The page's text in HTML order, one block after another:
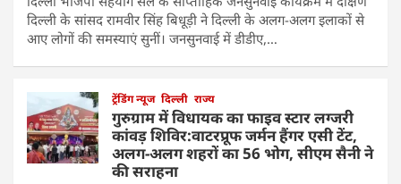
दिल्ली के सांसद रामवीर सिंह बिधूड़ी ने दिल्ली के अलग-अलग इलाकों से
आए लोगों की समस्याएं सुनीं। जनसुनवाई में डीडीए,…
ट्रेंडिंग न्यूज दिल्ली राज्य
गुरुग्राम में विधायक का फाइव स्टार लग्जरी
कांवड़ शिविर:वाटरप्रूफ जर्मन हैंगर एसी टेंट,
अलग-अलग शहरों का 56 भोग, सीएम सैनी ने
की सराहना